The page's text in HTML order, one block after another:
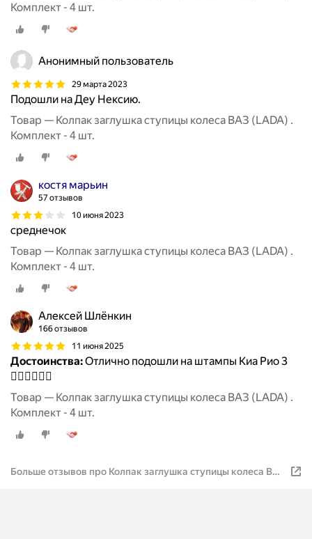
Комплект - 4 шт.
Анонимный пользователь
29 марта 2023
Подошли на Деу Нексию.
Товар — Колпак заглушка ступицы колеса ВАЗ (LADA) .
Комплект - 4 шт.
костя марьин
57 отзывов
10 июня 2023
среднечок
Товар — Колпак заглушка ступицы колеса ВАЗ (LADA) .
Комплект - 4 шт.
Алексей Шлёнкин
166 отзывов
11 июня 2025
Достоинства:Отлично подошли на штампы Киа Рио 3
👍🏼👍🏼👍🏼
Товар — Колпак заглушка ступицы колеса ВАЗ (LADA) .
Комплект - 4 шт.
Больше отзывов про Колпак заглушка ступицы колеса ВАЗ